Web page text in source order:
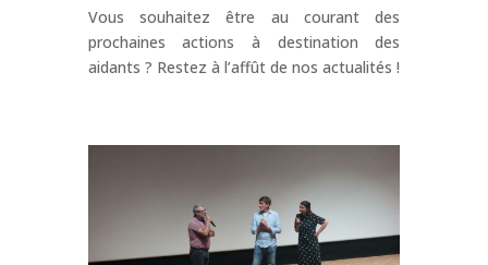
Vous souhaitez être au courant des
prochaines actions à destination des
aidants ? Restez à l’affût de nos actualités !